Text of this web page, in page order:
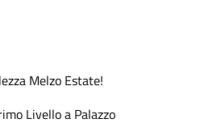
Melzo Estate!
Livello a Palazzo